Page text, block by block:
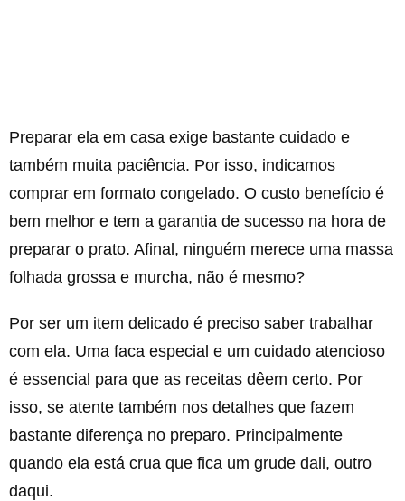
Preparar ela em casa exige bastante cuidado e
também muita paciência. Por isso, indicamos
comprar em formato congelado. O custo benefício é
bem melhor e tem a garantia de sucesso na hora de
preparar o prato. Afinal, ninguém merece uma massa
folhada grossa e murcha, não é mesmo?
Por ser um item delicado é preciso saber trabalhar
com ela. Uma faca especial e um cuidado atencioso
é essencial para que as receitas dêem certo. Por
isso, se atente também nos detalhes que fazem
bastante diferença no preparo. Principalmente
quando ela está crua que fica um grude dali, outro
daqui.